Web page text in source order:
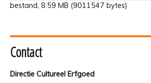
bestand, 8.59 MB (9011547 bytes)
Contact
Directie Cultureel Erfgoed